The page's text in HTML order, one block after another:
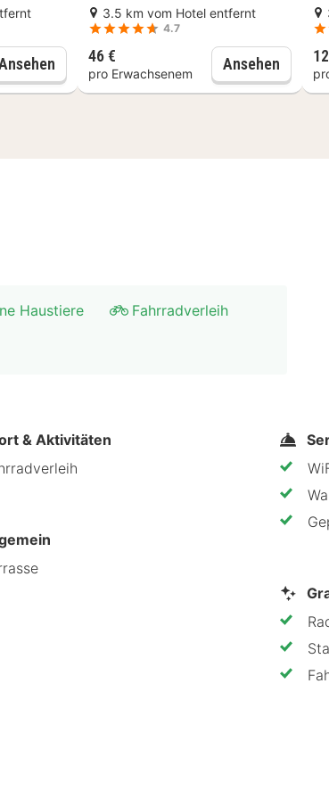
belgischer Waffeln mit Bierverkostung
Choco-Story Brügge: Eintrittskarte +
3.5 km vom Hotel entfernt
4.7
46 €
pro Erwachsenem
Ansehen
Haustiere
Fahrradverleih
& Aktivitäten